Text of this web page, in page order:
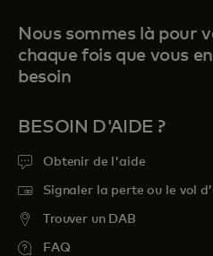
Nous sommes là pour
chaque fois que vous
besoin
BESOIN D'AIDE ?
Obtenir de l'aide
Signaler la perte ou le vol
Trouver un DAB
FAQ